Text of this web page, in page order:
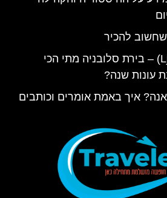
שחשוב להכיר
לובליאנה (Ljubljana) – בירת סלובניה מתי הכי
עונות שנה?
איך באמת אומרים וכותבים